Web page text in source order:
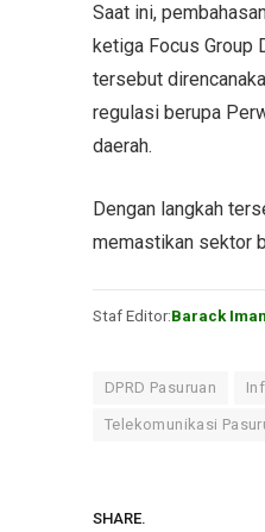
Saat ini,
ketiga Focus Group
tersebut
regulasi berupa
daerah.
Dengan langkah
memastikan sektor
Staf Editor:Barack
DPRD Pasuruan
Telekomunikasi
SHARE.